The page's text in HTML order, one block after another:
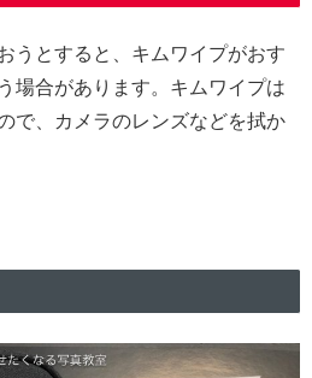
うとすると、キムワイプがおす
場合があります。キムワイプは
で、カメラのレンズなどを拭か